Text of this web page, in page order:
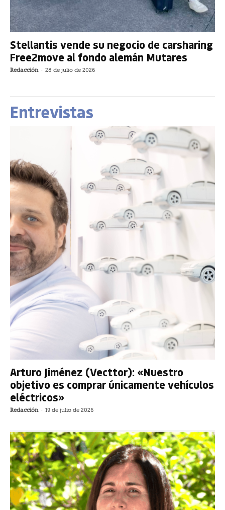
Stellantis vende su negocio de carsharing
Free2move al fondo alemán Mutares
Redacción - 28 de julio de 2026
Entrevistas
Arturo Jiménez (Vecttor): «Nuestro
objetivo es comprar únicamente vehículos
eléctricos»
Redacción - 19 de julio de 2026